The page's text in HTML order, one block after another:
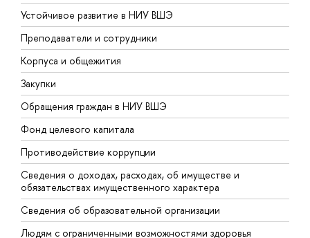
Устойчивое развитие в НИУ ВШЭ
Преподаватели и сотрудники
Корпуса и общежития
Закупки
Обращения граждан в НИУ ВШЭ
Фонд целевого капитала
Противодействие коррупции
Сведения о доходах, расходах, об имуществе и
обязательствах имущественного характера
Сведения об образовательной организации
Людям с ограниченными возможностями здоровья